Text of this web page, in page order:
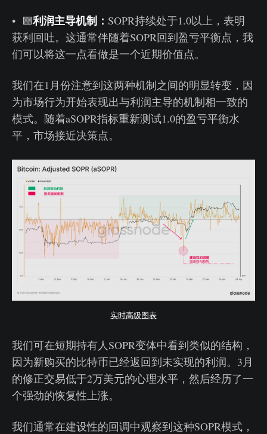
• 🟩利润主导机制： SOPR持续处于1.0以上，表明
获利回吐。这通常伴随着SOPR回到盈亏平衡点，我
们可以将这一点看做是一个近期价值点。
我们在1月份注意到这两种机制之间的明显转变，因
为市场行为开始表现出与利润主导的机制相一致的
模式。随着aSOPR指标重新测试1.0的盈亏平衡水
平，市场接近决策点。
实时高级图表
我们可在短期持有人SOPR变体中看到类似的结构，
因为新购买的比特币已经返回到未实现的利润。3月
的修正交易低于2万美元的心理水平，然后经历了一
个强劲的恢复性上涨。
我们通常在建设性的回调中观察到这种SOPR模式，